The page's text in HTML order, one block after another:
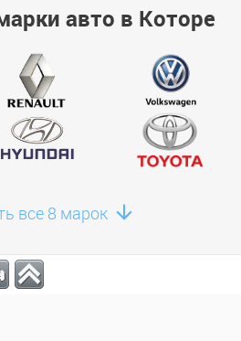
авто в Которе
все 8 марок